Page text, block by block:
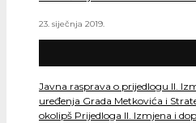
23. siječnja 2019.
Javna rasprava o prijedlogu II.
uređenja Grada Metkovića i
okolipš Prijedloga II. Izmjena i